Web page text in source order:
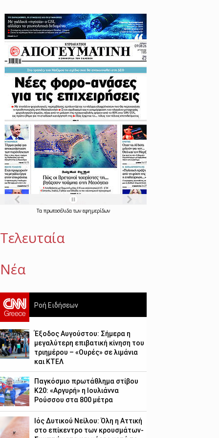
Τα πρωτοσέλιδατων εφημερίδων
Τελευταία
Νέα